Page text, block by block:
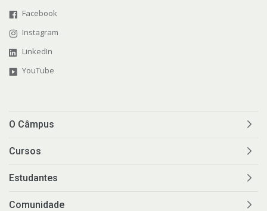
Facebook
Instagram
LinkedIn
YouTube
O Câmpus
Cursos
Estudantes
Comunidade